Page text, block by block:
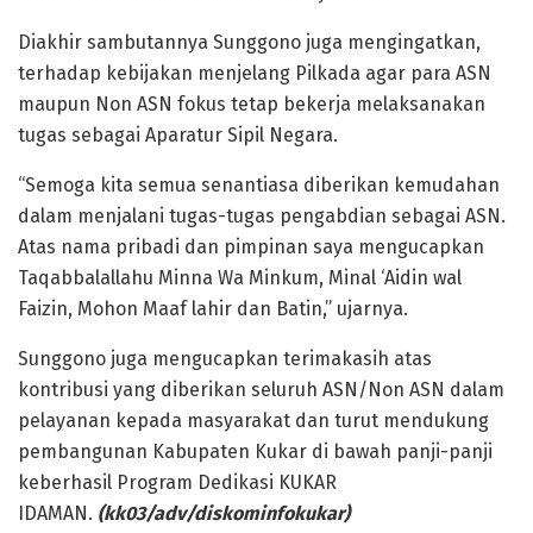
Diakhir sambutannya Sunggono juga mengingatkan,
terhadap kebijakan menjelang Pilkada agar para ASN
maupun Non ASN fokus tetap bekerja melaksanakan
tugas sebagai Aparatur Sipil Negara.
“Semoga kita semua senantiasa diberikan kemudahan
dalam menjalani tugas-tugas pengabdian sebagai ASN.
Atas nama pribadi dan pimpinan saya mengucapkan
Taqabbalallahu Minna Wa Minkum, Minal ‘Aidin wal
Faizin, Mohon Maaf lahir dan Batin,” ujarnya.
Sunggono juga mengucapkan terimakasih atas
kontribusi yang diberikan seluruh ASN/Non ASN dalam
pelayanan kepada masyarakat dan turut mendukung
pembangunan Kabupaten Kukar di bawah panji-panji
keberhasil Program Dedikasi KUKAR
IDAMAN. (kk03/adv/diskominfokukar)